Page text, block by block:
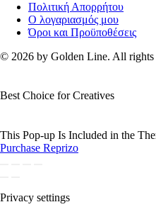
Πολιτική Απορρήτου
Ο λογαριασμός μου
Όροι και Προϋποθέσεις
© 2026 by Golden Line. All rights
Best Choice for Creatives
This Pop-up Is Included in the
Purchase Reprizo
Privacy settings